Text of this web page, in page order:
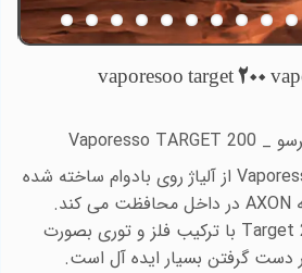
_
Vaporesso TARGET 200
از آلیاژ روی بادوام ساخته شده
AXON در داخل محافظت می کند.
با ترکیب فلز و توری بصورت
دست گرفتن بسیار ایده آل است.